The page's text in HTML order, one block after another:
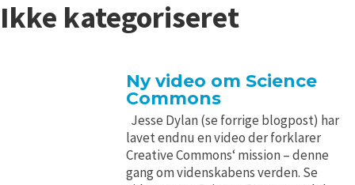
Kontakt
Materialer
Kilder
Kontakt
Materialer
Kilder
Ikke kategoriseret
Ny video om Science
Commons
Jesse Dylan (se forrige blogpost) har
lavet endnu en video der forklarer
Creative Commons‘ mission – denne
gang om videnskabens verden. Se